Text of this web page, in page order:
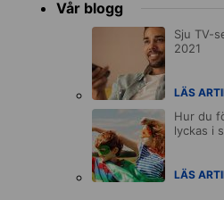
Vår blogg
Sju TV-
2021
LÄS
Hur du
lyckas i
LÄS